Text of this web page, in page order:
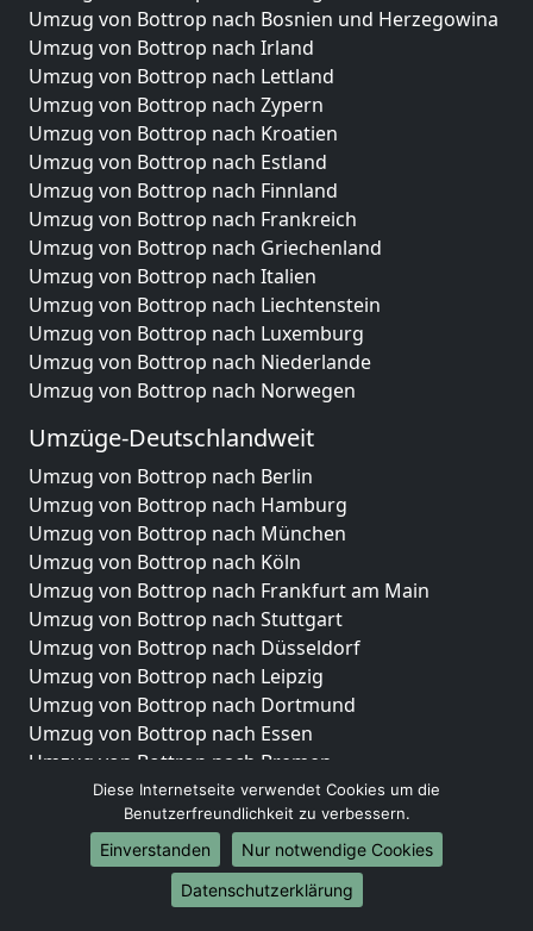
Umzug von Bottrop nach Bosnien und Herzegowina
Umzug von Bottrop nach Irland
Umzug von Bottrop nach Lettland
Umzug von Bottrop nach Zypern
Umzug von Bottrop nach Kroatien
Umzug von Bottrop nach Estland
Umzug von Bottrop nach Finnland
Umzug von Bottrop nach Frankreich
Umzug von Bottrop nach Griechenland
Umzug von Bottrop nach Italien
Umzug von Bottrop nach Liechtenstein
Umzug von Bottrop nach Luxemburg
Umzug von Bottrop nach Niederlande
Umzug von Bottrop nach Norwegen
Umzüge-Deutschlandweit
Umzug von Bottrop nach Berlin
Umzug von Bottrop nach Hamburg
Umzug von Bottrop nach München
Umzug von Bottrop nach Köln
Umzug von Bottrop nach Frankfurt am Main
Umzug von Bottrop nach Stuttgart
Umzug von Bottrop nach Düsseldorf
Umzug von Bottrop nach Leipzig
Umzug von Bottrop nach Dortmund
Umzug von Bottrop nach Essen
Umzug von Bottrop nach Bremen
Umzug von Bottrop nach Dresden
Umzug von Bottrop nach Hannover
Umzug von Bottrop nach Nürnberg
Umzug von Bottrop nach Duisburg
Umzug von Bottrop nach Bochum
Diese Internetseite verwendet Cookies um die
Benutzerfreundlichkeit zu verbessern.
Einverstanden
Nur notwendige Cookies
Datenschutzerklärung